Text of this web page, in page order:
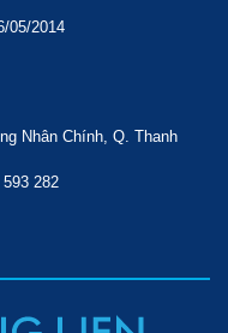
05/2014
Nhân Chính, Q. Thanh
593 282